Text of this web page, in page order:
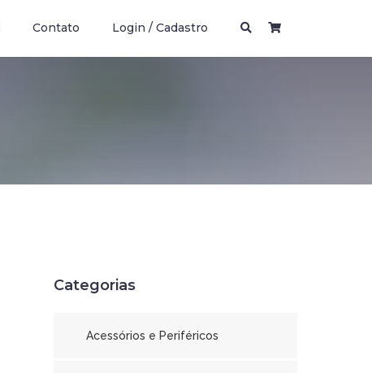
Contato Login / Cadastro
Categorias
Acessórios e Periféricos